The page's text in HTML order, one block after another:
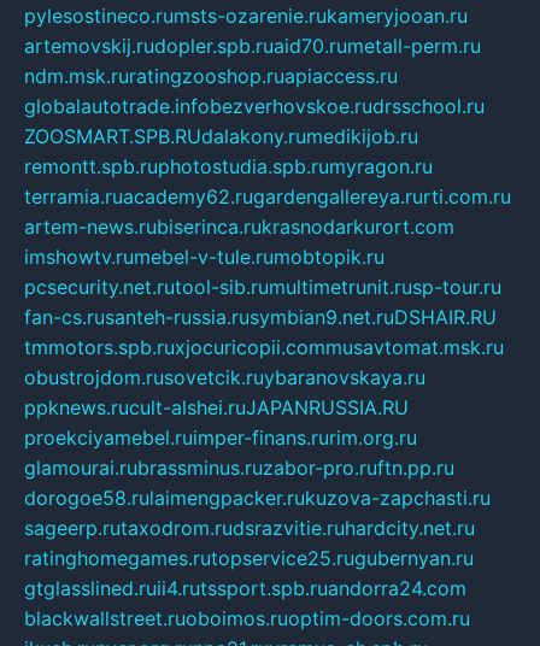
pylesostineco.rumsts-ozarenie.rukameryjooan.ru
artemovskij.rudopler.spb.ruaid70.rumetall-perm.ru
ndm.msk.ruratingzooshop.ruapiaccess.ru
globalautotrade.infobezverhovskoe.rudrsschool.ru
ZOOSMART.SPB.RUdalakony.rumedikijob.ru
remontt.spb.ruphotostudia.spb.rumyragon.ru
terramia.ruacademy62.rugardengallereya.rurti.com.ru
artem-news.rubiserinca.rukrasnodarkurort.com
imshowtv.rumebel-v-tule.rumobtopik.ru
pcsecurity.net.rutool-sib.rumultimetrunit.rusp-tour.ru
fan-cs.rusanteh-russia.rusymbian9.net.ruDSHAIR.RU
tmmotors.spb.ruxjocuricopii.commusavtomat.msk.ru
obustrojdom.rusovetcik.ruybaranovskaya.ru
ppknews.rucult-alshei.ruJAPANRUSSIA.RU
proekciyamebel.ruimper-finans.rurim.org.ru
glamourai.rubrassminus.ruzabor-pro.ruftn.pp.ru
dorogoe58.rulaimengpacker.rukuzova-zapchasti.ru
sageerp.rutaxodrom.rudsrazvitie.ruhardcity.net.ru
ratinghomegames.rutopservice25.rugubernyan.ru
gtglasslined.ruii4.rutssport.spb.ruandorra24.com
blackwallstreet.ruoboimos.ruoptim-doors.com.ru